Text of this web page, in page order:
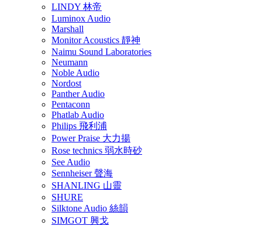
LINDY 林帝
Luminox Audio
Marshall
Monitor Acoustics 靜神
Naimu Sound Laboratories
Neumann
Noble Audio
Nordost
Panther Audio
Pentaconn
Phatlab Audio
Philips 飛利浦
Power Praise 大力揚
Rose technics 弱水時砂
See Audio
Sennheiser 聲海
SHANLING 山靈
SHURE
Silktone Audio 絲韻
SIMGOT 興戈